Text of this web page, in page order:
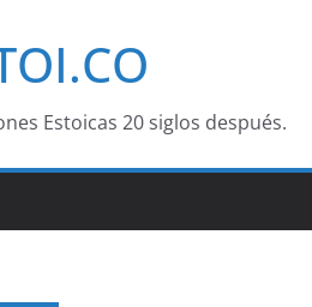
Estoicas 20 siglos después.